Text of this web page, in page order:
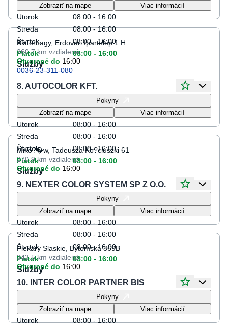
Pondelok
08:00 - 16:00
Utorok
08:00 - 16:00
Streda
08:00 - 16:00
Štvrtok
08:00 - 16:00
Piatok
08:00 - 16:00
Služby
Zobraziť na mape
Viac informácií
Biatorbagy, Erdovari Ipartelep 1.H
260.7 km vzdialené
Otvorené do 16:00
0036-23-311-080
8. AUTOCOLOR KFT.
Pondelok
08:00 - 16:00
Utorok
08:00 - 16:00
Streda
08:00 - 16:00
Štvrtok
08:00 - 16:00
Piatok
08:00 - 16:00
Služby
Pokyny
Zobraziť na mape
Viac informácií
Miko?�w, Tadeusza Ko?ciuszki 61
270.9 km vzdialené
Otvorené do 16:00
9. NEXTER COLOR SYSTEM SP Z O.O.
Pondelok
08:00 - 16:00
Utorok
08:00 - 16:00
Streda
08:00 - 16:00
Štvrtok
08:00 - 16:00
Piatok
08:00 - 16:00
Služby
Pokyny
Zobraziť na mape
Viac informácií
Piekary Slaskie, Bytomska 369B
343.5 km vzdialené
Otvorené do 16:00
10. INTER COLOR PARTNER BIS
Pondelok
08:00 - 16:00
Utorok
08:00 - 16:00
Pokyny
Zobraziť na mape
Viac informácií